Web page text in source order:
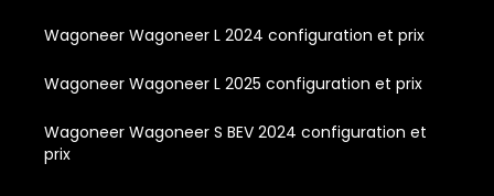
Wagoneer Wagoneer L 2024 configuration et prix
Wagoneer Wagoneer L 2025 configuration et prix
Wagoneer Wagoneer S BEV 2024 configuration et
prix